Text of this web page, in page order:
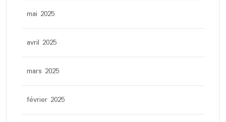
mai 2025
avril 2025
mars 2025
février 2025